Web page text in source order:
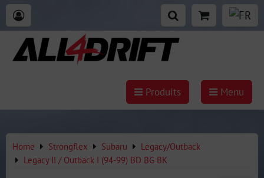
Produits Menu
Home Strongflex Subaru
Legacy/Outback
Legacy II / Outback I (94-99) BD BG BK